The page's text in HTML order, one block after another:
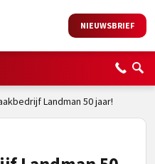
NIEUWSBRIEF
Landman 50 jaar!